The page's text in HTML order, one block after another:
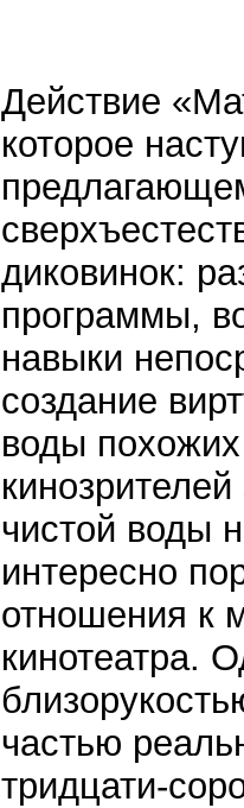
Действие
которое
диковинок:
программы,
навыки
создание
воды
чистой воды
интересно
отношения к
кинотеатра.
частью
тридцати-